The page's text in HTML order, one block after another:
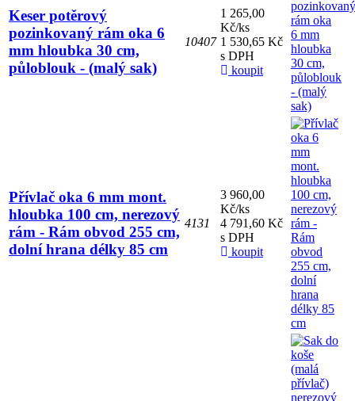
Keser potěrový
pozinkovaný rám oka 6
mm hloubka 30 cm,
půloblouk - (malý sak)
10407
1 265,00
Kč/ks
1 530,65 Kč
s DPH
koupit
Přívlač oka 6 mm mont.
hloubka 100 cm, nerezový
rám - Rám obvod 255 cm,
dolní hrana délky 85 cm
4131
3 960,00
Kč/ks
4 791,60 Kč
s DPH
koupit